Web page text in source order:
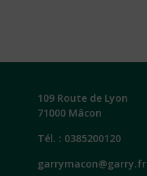
109 Route de Lyon
71000 Mâcon
Tél. : 0385200120
garrymacon@garry.fr